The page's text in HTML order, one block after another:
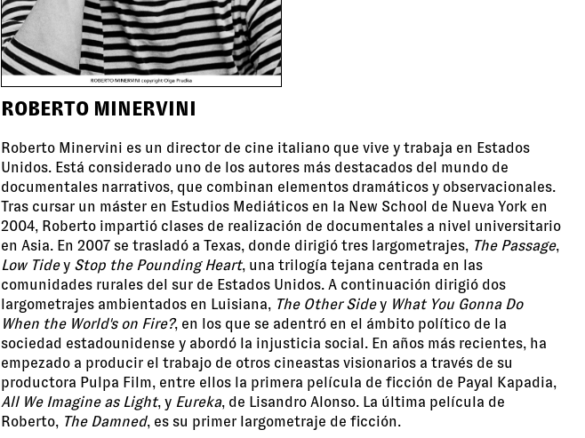
ROBERTO MINERVINI
Roberto Minervini es un director de cine italiano que vive y trabaja en Estados
Unidos. Está considerado uno de los autores más destacados del mundo de
documentales narrativos, que combinan elementos dramáticos y observacionales.
Tras cursar un máster en Estudios Mediáticos en la New School de Nueva York en
2004, Roberto impartió clases de realización de documentales a nivel universitario
en Asia. En 2007 se trasladó a Texas, donde dirigió tres largometrajes, The Passage,
Low Tidey Stop the Pounding Heart, una trilogía tejana centrada en las
comunidades rurales del sur de Estados Unidos. A continuación dirigió dos
largometrajes ambientados en Luisiana, The Other Sidey What You Gonna Do
When the World's on Fire?, en los que se adentró en el ámbito político de la
sociedad estadounidense y abordó la injusticia social. En años más recientes, ha
empezado a producir el trabajo de otros cineastas visionarios a través de su
productora Pulpa Film, entre ellos la primera película de ficción de Payal Kapadia,
All We Imagine as Light, y Eureka, de Lisandro Alonso. La última película de
Roberto, The Damned, es su primer largometraje de ficción.